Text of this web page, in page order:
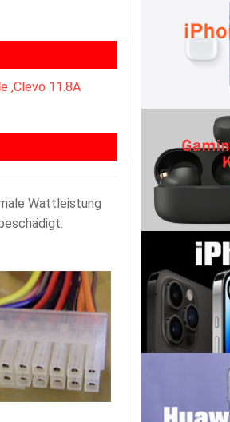
,Clevo 11.8A
Wattleistung